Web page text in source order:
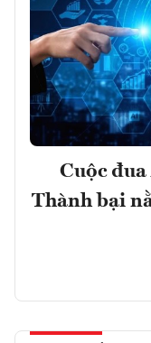
Cuộc
Thành bại